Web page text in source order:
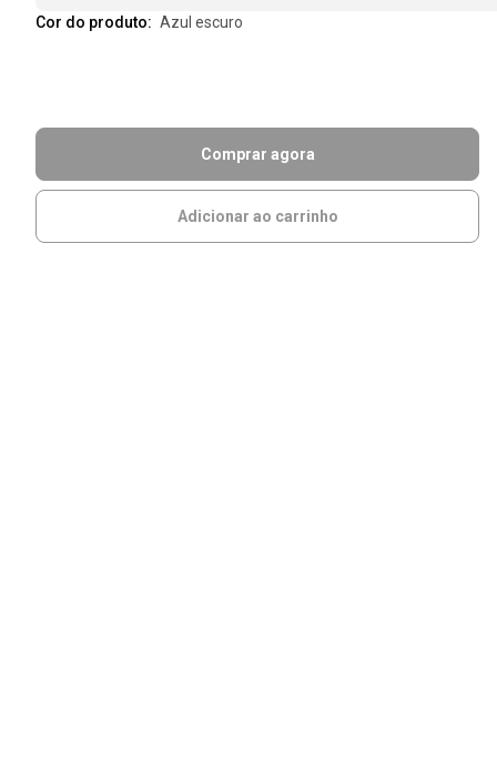
Cor do produto: azul escuro
Comprar agora
Adicionar ao carrinho